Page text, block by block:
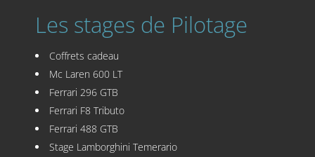
Les stages de Pilotage
Coffrets cadeau
Mc Laren 600 LT
Ferrari 296 GTB
Ferrari F8 Tributo
Ferrari 488 GTB
Stage Lamborghini Temerario